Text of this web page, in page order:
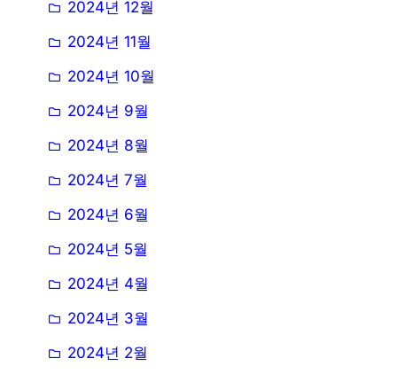
2024년 12월
2024년 11월
2024년 10월
2024년 9월
2024년 8월
2024년 7월
2024년 6월
2024년 5월
2024년 4월
2024년 3월
2024년 2월